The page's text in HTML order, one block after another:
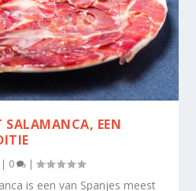
SALAMANCA, EEN
| 0 |
is een van Spanjes meest